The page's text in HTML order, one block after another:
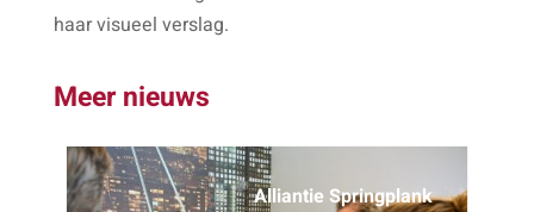
haar visueel verslag.
Meer nieuws
Alliantie Springplank